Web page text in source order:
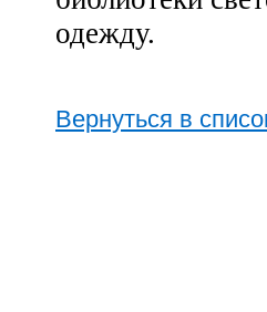
одежду.
Вернуться в